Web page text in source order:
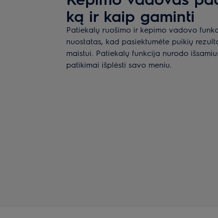
ką ir kaip gaminti
Patiekalų ruošimo ir kepimo vadovo
nuostatas, kad pasiektumėte puikių
maistui. Patiekalų funkcija nurodo
patikimai išplėsti savo meniu.